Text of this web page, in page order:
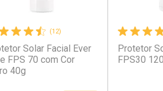
(12)
Solar Facial Ever
FPS 70 com Cor
40g
Protetor
FPS30